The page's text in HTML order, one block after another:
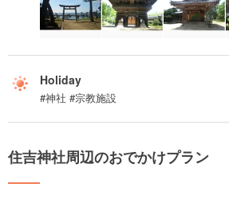
Holiday
#神社 #宗教施設
住吉神社周辺のおでかけプラン